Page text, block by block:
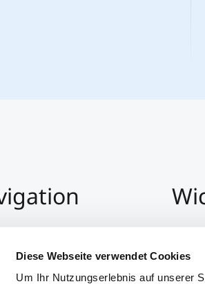
Diese Webseite verwendet Cookies
Um Ihr Nutzungserlebnis auf unserer